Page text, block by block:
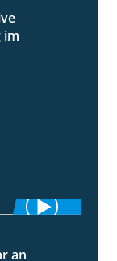
im
an